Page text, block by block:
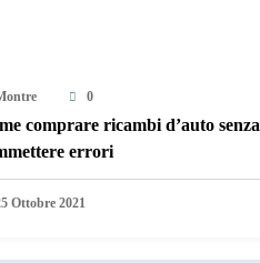
0
comprare ricambi d’auto senza
errori
Ottobre 2021